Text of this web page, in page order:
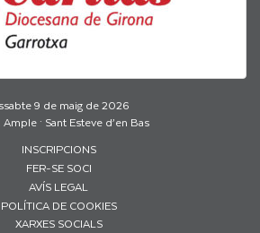
9 de maig de 2026
Ample · Sant Esteve d’en Bas
INSCRIPCIONS
FER-SE SOCI
AVÍS LEGAL
POLÍTICA DE COOKIES
XARXES SOCIALS